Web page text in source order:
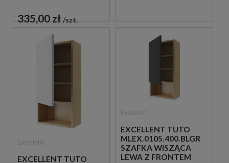
335,00 zł szt.
EXCELLENT TUTO
EXCELLENT TUTO
MLEX.0105.400.BLGR
SZAFKA WISZĄCA
LEWA Z FRONTEM